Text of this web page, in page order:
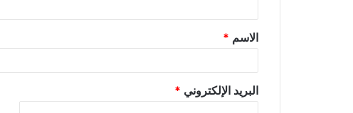
الاسم *
البريد الإلكتروني *